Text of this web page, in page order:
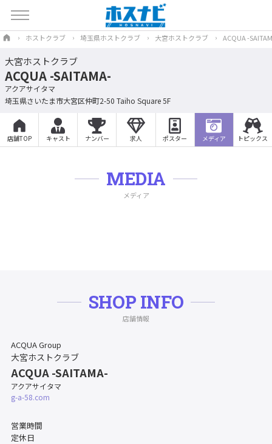
ホストクラブ 埼玉県ホストクラブ 大宮ホストクラブ ACQUA -
大宮ホストクラブ
ACQUA -SAITAMA-
アクアサイタマ
埼玉県さいたま市大宮区仲町2-50 Taiho Square 5F
店舗TOP キャスト ナンバー 求人 ポスター メディア トピックス
MEDIA
メディア
SHOP INFO
店舗情報
ACQUA Group
大宮ホストクラブ
ACQUA -SAITAMA-
アクアサイタマ
g-a-58.com
営業時間
定休日